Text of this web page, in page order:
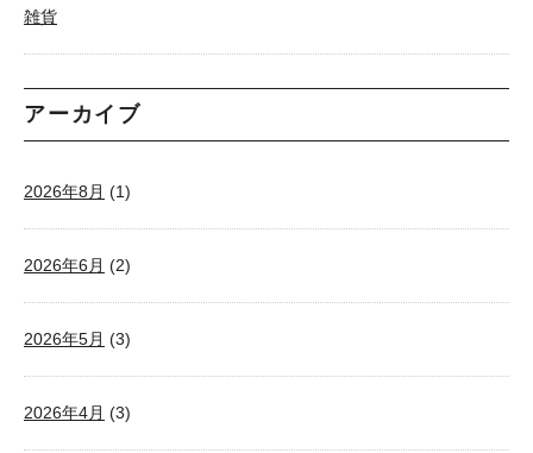
雑貨
アーカイブ
2026年8月 (1)
2026年6月 (2)
2026年5月 (3)
2026年4月 (3)